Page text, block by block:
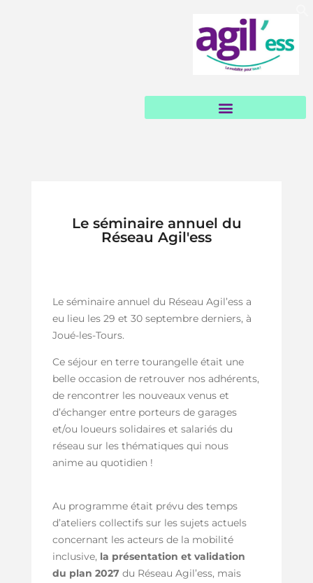
Le séminaire annuel du
Réseau Agil'ess
Le séminaire annuel du Réseau Agil’ess a
eu lieu les 29 et 30 septembre derniers, à
Joué-les-Tours.
Ce séjour en terre tourangelle était une
belle occasion de retrouver nos adhérents,
de rencontrer les nouveaux venus et
d’échanger entre porteurs de garages
et/ou loueurs solidaires et salariés du
réseau sur les thématiques qui nous
anime au quotidien !
Au programme était prévu des temps
d’ateliers collectifs sur les sujets actuels
concernant les acteurs de la mobilité
inclusive, la présentation et validation
du plan 2027du Réseau Agil’ess, mais